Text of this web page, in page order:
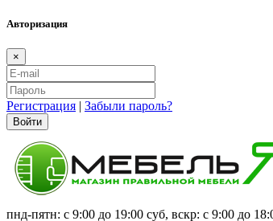
Авторизация
×
Регистрация | Забыли пароль?
Войти
пнд-пятн: с 9:00 до 19:00 суб, вскр: с 9:00 до